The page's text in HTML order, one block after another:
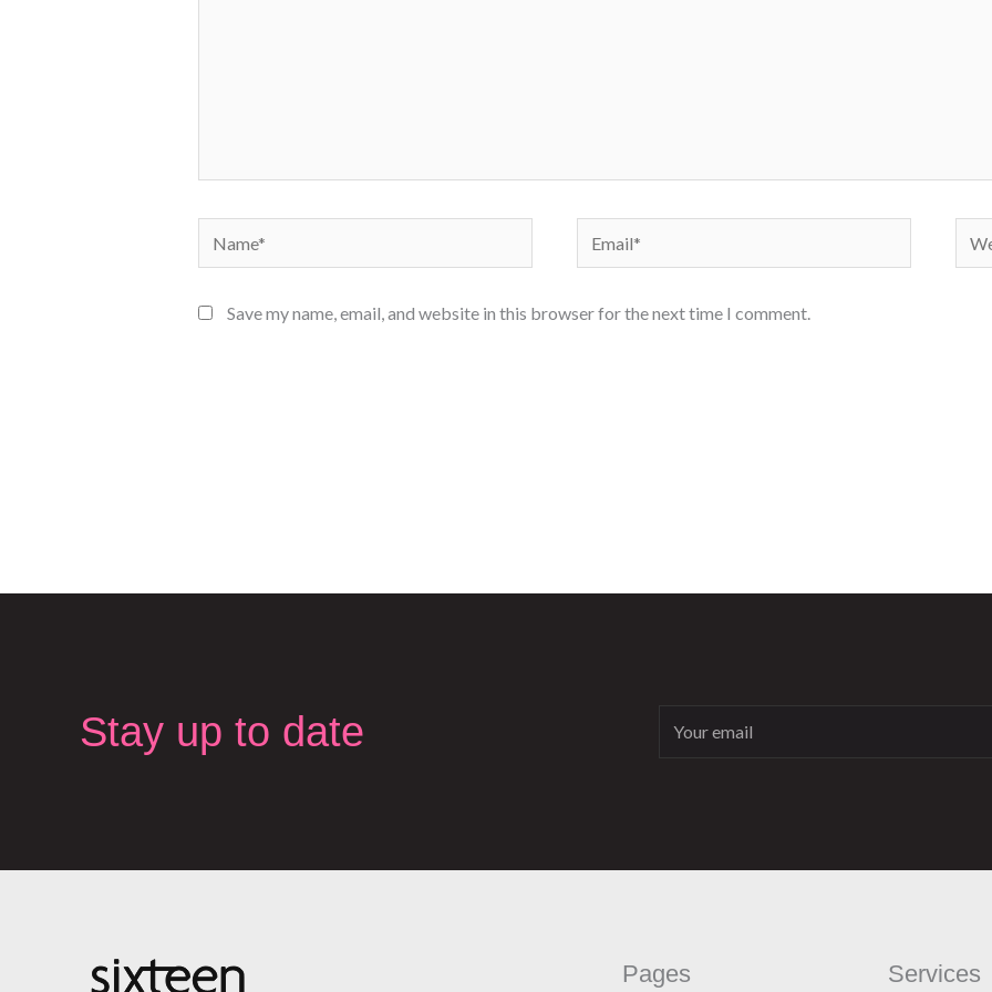
Name* Email*
Save my name, email, and website in this browser for the next time I comment.
Stay up to date
Pages Services